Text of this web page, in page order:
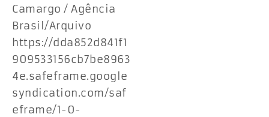
Camargo / Agência
Brasil/Arquivo
https://dda852d841f1
909533156cb7be8963
4e.safeframe.google
syndication.com/saf
eframe/1-0-